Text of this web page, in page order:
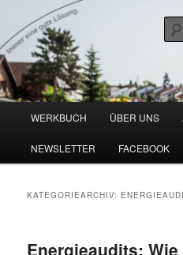
primären
Inhalt
springen
sekundären
Inhalt
springenWerkbuch Online
Blog zu den Themen
WERKBUCH ÜBER UNS
NEWSLETTER FACEBOOK
KATEGORIEARCHIV:
Energieaudits: